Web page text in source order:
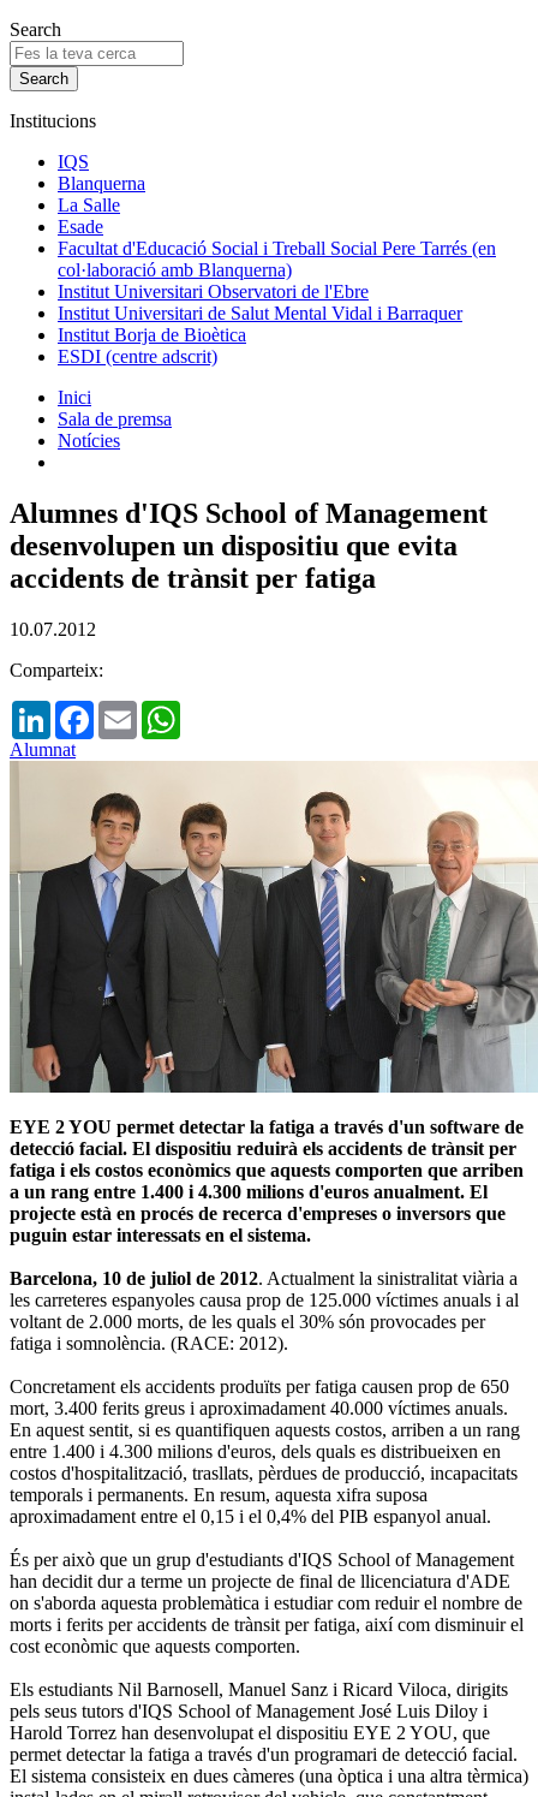
Search
Institucions
IQS
Blanquerna
La Salle
Esade
Facultat d'Educació Social i Treball Social Pere Tarrés (en
col·laboració amb Blanquerna)
Institut Universitari Observatori de l'Ebre
Institut Universitari de Salut Mental Vidal i Barraquer
Institut Borja de Bioètica
ESDI (centre adscrit)
Inici
Sala de premsa
Notícies
Alumnes d'IQS School of Management
desenvolupen un dispositiu que evita
accidents de trànsit per fatiga
10.07.2012
Comparteix:
LinkedInFacebook
Email
Alumnat
EYE 2 YOU permet detectar la fatiga a través d'un software de
detecció facial. El dispositiu reduirà els accidents de trànsit per
fatiga i els costos econòmics que aquests comporten que arriben
a un rang entre 1.400 i 4.300 milions d'euros anualment. El
projecte està en procés de recerca d'empreses o inversors que
puguin estar interessats en el sistema.
Barcelona, 10 de juliol de 2012. Actualment la sinistralitat viària a
les carreteres espanyoles causa prop de 125.000 víctimes anuals i al
voltant de 2.000 morts, de les quals el 30% són provocades per
fatiga i somnolència. (RACE: 2012).
Concretament els accidents produïts per fatiga causen prop de 650
mort, 3.400 ferits greus i aproximadament 40.000 víctimes anuals.
En aquest sentit, si es quantifiquen aquests costos, arriben a un rang
entre 1.400 i 4.300 milions d'euros, dels quals es distribueixen en
costos d'hospitalització, trasllats, pèrdues de producció, incapacitats
temporals i permanents. En resum, aquesta xifra suposa
aproximadament entre el 0,15 i el 0,4% del PIB espanyol anual.
És per això que un grup d'estudiants d'IQS School of Management
han decidit dur a terme un projecte de final de llicenciatura d'ADE
on s'aborda aquesta problemàtica i estudiar com reduir el nombre de
morts i ferits per accidents de trànsit per fatiga, així com disminuir el
cost econòmic que aquests comporten.
Els estudiants Nil Barnosell, Manuel Sanz i Ricard Viloca, dirigits
pels seus tutors d'IQS School of Management José Luis Diloy i
Harold Torrez han desenvolupat el dispositiu EYE 2 YOU, que
permet detectar la fatiga a través d'un programari de detecció facial.
El sistema consisteix en dues càmeres (una òptica i una altra tèrmica)